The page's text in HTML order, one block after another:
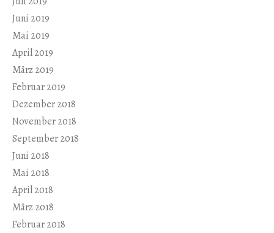
Juni 2019
Mai 2019
April 2019
März 2019
Februar 2019
Dezember 2018
November 2018
September 2018
Juni 2018
Mai 2018
April 2018
März 2018
Februar 2018